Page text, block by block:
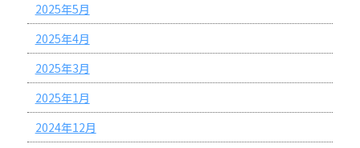
2025年5月
2025年4月
2025年3月
2025年1月
2024年12月